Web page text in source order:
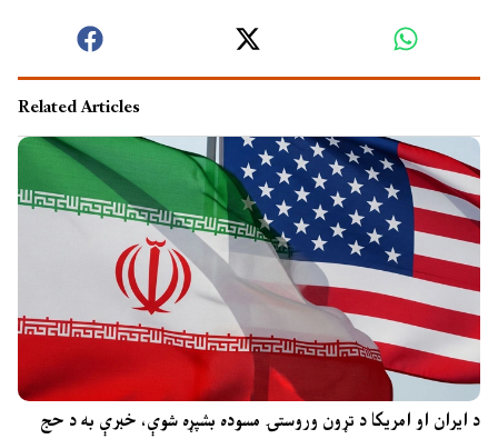
Related Articles
د ایران او امریکا د تړون وروستۍ مسوده بشپړه شوې، خبرې به د حج